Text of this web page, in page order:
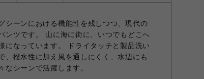
シーンにおける機能性を残しつつ、現代の
ンツです。 山に海に街に、いつでもどこへ
になっています。 ドライタッチと製品洗い
、撥水性に加え風を通しにくく、水辺にも
なシーンで活躍します。